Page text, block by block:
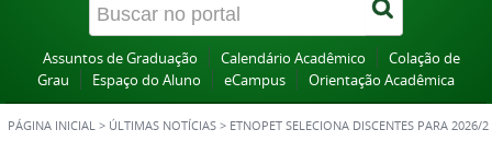
Assuntos de Graduação Calendário Acadêmico
Colação de
Grau
Espaço do Aluno eCampus Orientação Acadêmica
PÁGINA INICIAL > ÚLTIMAS NOTÍCIAS > ETNOPET SELECIONA DISCENTES PARA 2026/2